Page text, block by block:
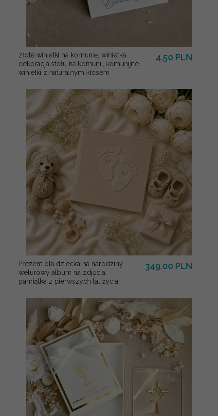
złote winietki na komunię, winietka
dekoracja stołu na komunii, komunijne
winietki z naturalnym kłosem
4.50 PLN
Prezent dla dziecka na narodziny
welurowy album na zdjęcia,
pamiątka z pierwszych lat życia
349.00 PLN